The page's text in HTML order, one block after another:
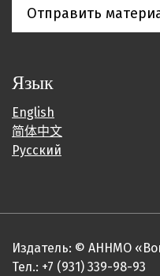
Отправить
Язык
English
简体中文
Русский
Издатель: © АННМО
Тел.: +7 (931) 339-98-93